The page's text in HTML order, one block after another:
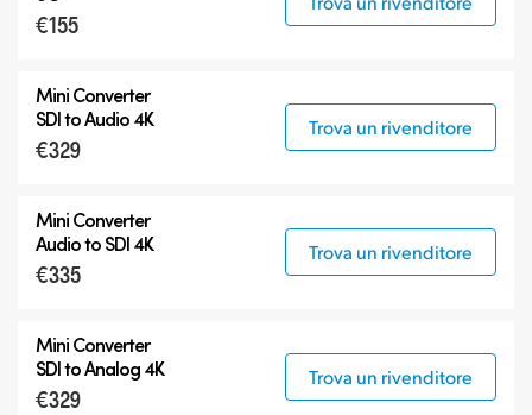
€155
Mini Converter
SDI to Audio 4K
€329
Trova un rivenditore
Mini Converter
Audio to SDI 4K
€335
Trova un rivenditore
Mini Converter
SDI to Analog 4K
€329
Trova un rivenditore